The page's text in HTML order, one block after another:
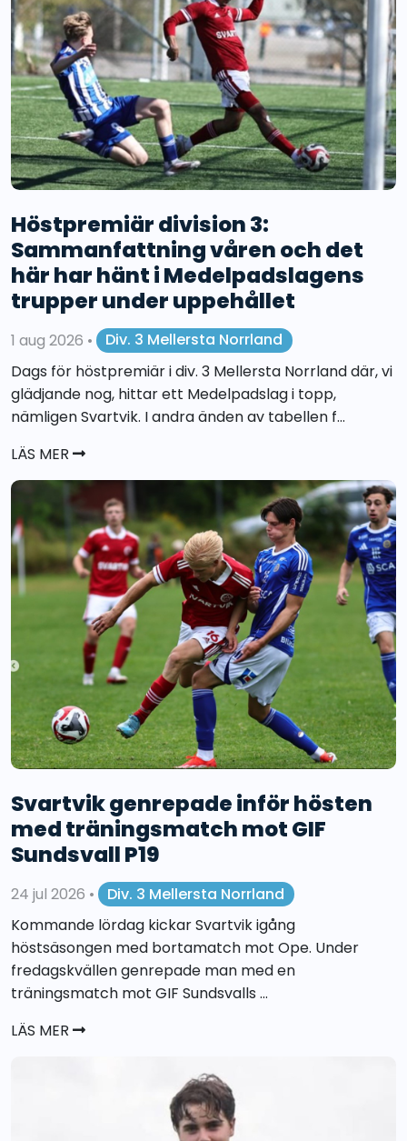
Höstpremiär division 3:
Sammanfattning våren och det
här har hänt i Medelpadslagens
trupper under uppehållet
1 aug 2026 •
Div. 3 Mellersta Norrland
Dags för höstpremiär i div. 3 Mellersta Norrland där, vi
glädjande nog, hittar ett Medelpadslag i topp,
nämligen Svartvik. I andra änden av tabellen f...
LÄS MER
Svartvik genrepade inför hösten
med träningsmatch mot GIF
Sundsvall P19
24 jul 2026 •
Div. 3 Mellersta Norrland
Kommande lördag kickar Svartvik igång
höstsäsongen med bortamatch mot Ope. Under
fredagskvällen genrepade man med en
träningsmatch mot GIF Sundsvalls ...
LÄS MER